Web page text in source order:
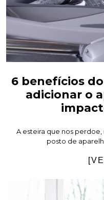
6 benefícios
adicionar o
A esteira que nos
posto de